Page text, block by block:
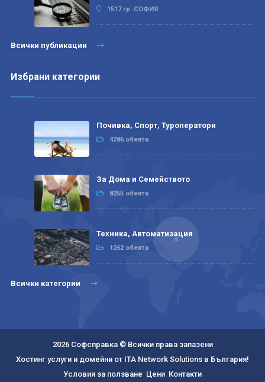
1517 гр. СОФИЯ
Всички публикации
Избрани категории
Почивка, Спорт, Туроператори
4286 обекта
За Дома и Семейството
8255 обекта
Техника, Автоматизация
1262 обекта
Всички категории
2026 Софсправка © Всички права запазени
Хостинг услуги и домейни от ITA Network Solutions в България!
Условия за ползване Цени Контакти